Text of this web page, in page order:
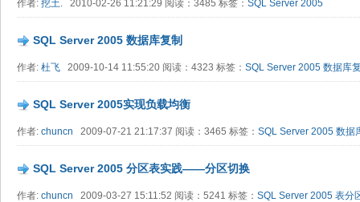
作者: 挖土. 2010-02-26 11:21:29 阅读：3485 标签： SQL Server 2005
SQL Server 2005 数据库复制
作者: 杜飞 2009-10-14 11:55:20 阅读：4323 标签： SQL Server 2005 数据库
SQL Server 2005实现负载均衡
作者: chuncn 2009-07-21 21:17:37 阅读：3465 标签： SQL Server 2005 数据
SQL Server 2005 分区表实践——分区切换
作者: chuncn 2009-03-27 15:11:52 阅读：5241 标签： SQL Server 2005 表分